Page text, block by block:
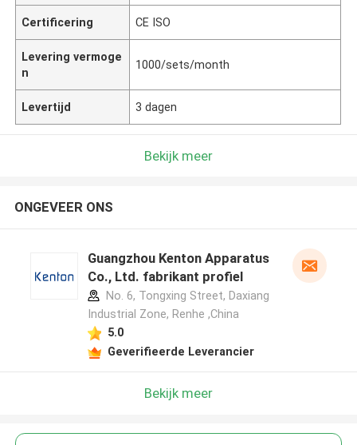
Certificering CE ISO
Levering vermoge
n
1000/sets/month
Levertijd 3 dagen
Bekijk meer
ONGEVEER ONS
Guangzhou Kenton Apparatus
Co., Ltd. fabrikant profiel
No. 6, Tongxing Street, Daxiang
Industrial Zone, Renhe ,China
5.0
Geverifieerde Leverancier
Bekijk meer